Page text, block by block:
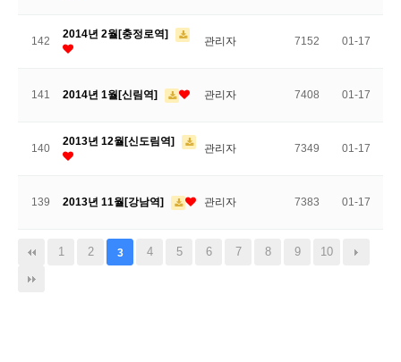
142
2014년 2월[충정로역]
관리자 7152 01-17
141 2014년 1월[신림역] 관리자 7408 01-17
140
2013년 12월[신도림역]
관리자 7349 01-17
139 2013년 11월[강남역] 관리자 7383 01-17
1 2 3 4 5 6 7 8 9 10